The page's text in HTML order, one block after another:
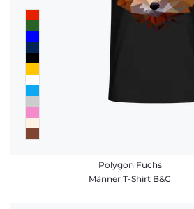
Polygon Fuchs
Männer T-Shirt B&C